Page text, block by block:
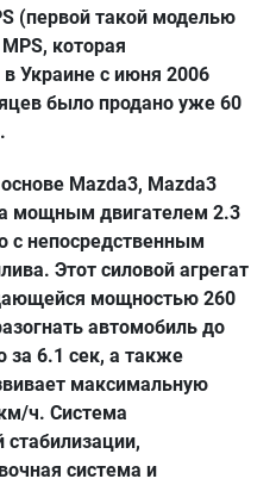
(первой такой моделью
которая
Украине с июня 2006
было продано уже 60
Mazda3, Mazda3
мощным двигателем 2.3
с непосредственным
Этот силовой агрегат
мощностью 260
автомобиль до
за 6.1 сек, а также
максимальную
ч. Система
система и